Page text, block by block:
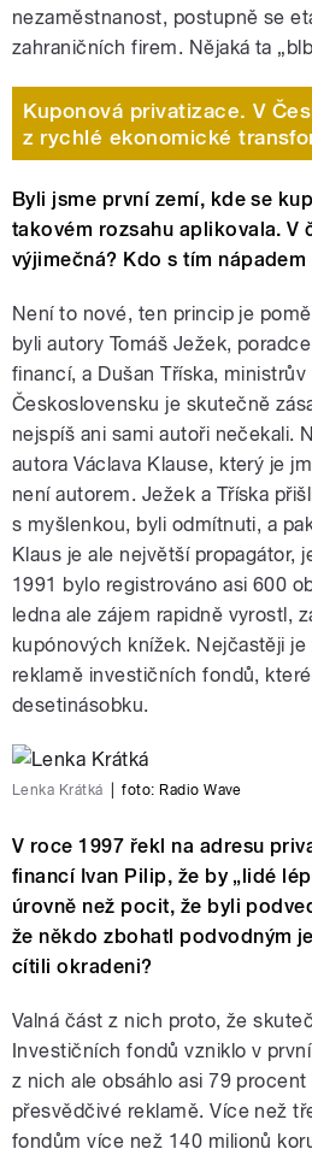
nezaměstnanost, postupně se
zahraničních firem. Nějaká ta
Kuponová privatizace. V
z rychlé ekonomické
Byli jsme první zemí, kde se
takovém rozsahu aplikovala. V
výjimečná? Kdo s tím
Není to nové, ten princip je
byli autory Tomáš Ježek,
financí, a Dušan Tříska,
Československu je skutečně
nejspíš ani sami autoři nečekali.
autora Václava Klause, který je
není autorem. Ježek a Tříska
s myšlenkou, byli odmítnuti, a
Klaus je ale největší propagátor,
1991 bylo registrováno asi 600
ledna ale zájem rapidně vyrostl,
kupónových knížek. Nejčastěji
reklamě investičních fondů,
desetinásobku.
Lenka Krátká foto: Radio Wave
V roce 1997 řekl na adresu
financí Ivan Pilip, že by „lidé
úrovně než pocit, že byli
že někdo zbohatl podvodným
cítili okradeni?
Valná část z nich proto, že
Investičních fondů vzniklo v
z nich ale obsáhlo asi 79
přesvědčivé reklamě. Více než
fondům více než 140 milionů